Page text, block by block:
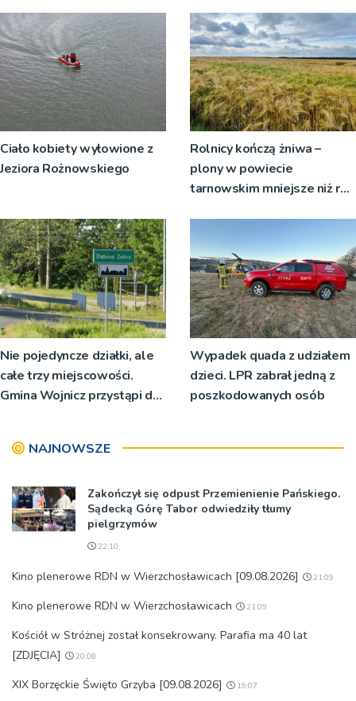
Ciało kobiety wyłowione z
Jeziora Rożnowskiego
Rolnicy kończą żniwa –
plony w powiecie
tarnowskim mniejsze niż rok
Nie pojedyncze działki, ale
całe trzy miejscowości.
Gmina Wojnicz przystąpi do
Wypadek quada z udziałem
dzieci. LPR zabrał jedną z
poszkodowanych osób
NAJNOWSZE
Zakończył się odpust Przemienienie Pańskiego.
Sądecką Górę Tabor odwiedziły tłumy
pielgrzymów
22:10
Kino plenerowe RDN w Wierzchosławicach [09.08.2026] 21:09
Kino plenerowe RDN w Wierzchosławicach 21:09
Kościół w Stróżnej został konsekrowany. Parafia ma 40 lat
[ZDJĘCIA]
20:08
XIX Borzęckie Święto Grzyba [09.08.2026] 19:07